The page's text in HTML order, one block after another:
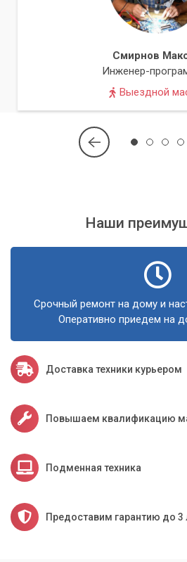
Смирнов
Инженер-
Выездной
Наши
Срочный ремонт на дому и
Оперативно приедем на
Доставка техники курьером
Повышаем квалификацию
Подменная техника
Предоставим гарантию до 3